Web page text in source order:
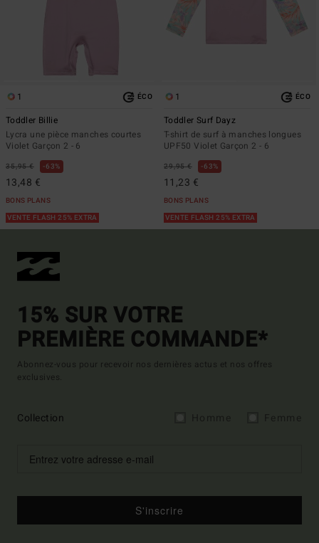
1 ÉCO
Toddler Billie
Lycra une pièce manches courtes
Violet Garçon 2 - 6
35,95 € 63%
13,48 €
BONS PLANS
VENTE FLASH 25% EXTRA
1 ÉCO
Toddler Surf Dayz
T-shirt de surf à manches longues
UPF50 Violet Garçon 2 - 6
29,95 € 63%
11,23 €
BONS PLANS
VENTE FLASH 25% EXTRA
15% SUR VOTRE
PREMIÈRE COMMANDE*
Abonnez-vous pour recevoir nos dernières actus et nos offres
exclusives.
Collection
S'inscrire